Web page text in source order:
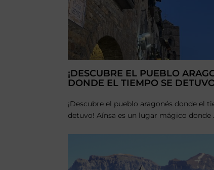
¡DESCUBRE EL PUEBLO
DONDE EL TIEMPO SE
¡Descubre el pueblo aragonés donde el
detuvo! Aínsa es un lugar mágico donde